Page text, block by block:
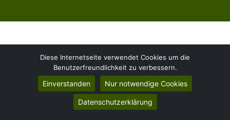
Unser Leistungsangebot hat sich im Laufe der
letzten 8 Jahre entwickelt. Unter der Bezeichnung
Arbeitgeberumzug in Ludwigsburg verstehen wir
mehr, als nur Kisten schleppen. Kennst Du schon
unseren Full-Service? Hier übernehmen wir im
Vorfeld die komplette Abwicklung für Dich.
Diese Internetseite verwendet Cookies um die
Benutzerfreundlichkeit zu verbessern.
Einverstanden Nur notwendige Cookies
Datenschutzerklärung